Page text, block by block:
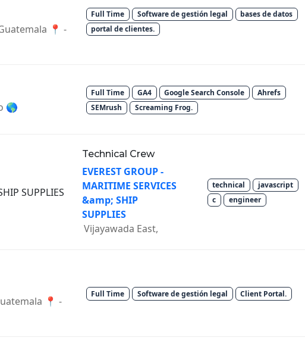
📍 -
Full Time Software de gestión legal
bases de datos
portal de clientes.
🌎
Full Time GA4 Google Search Console
Ahrefs
SEMrush
Screaming Frog.
Technical Crew
EVEREST GROUP -
MARITIME SERVICES
&amp; SHIP
SUPPLIES
Vijayawada East,
technical
javascript
c
engineer
📍 -
Full Time Software de gestión legal Client Portal.